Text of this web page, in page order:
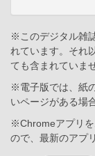
※このデジタル雑
れています。それ
ても含まれていま
※電子版では、紙
いページがある場
※Chromeアプリを
ので、最新のアプ